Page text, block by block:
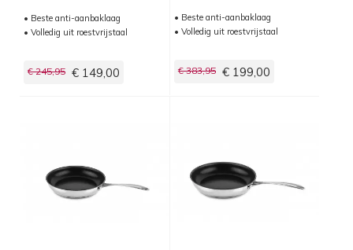
• Beste anti-aanbaklaag
• Volledig uit roestvrijstaal
€ 245,95 € 149,00
• Beste anti-aanbaklaag
• Volledig uit roestvrijstaal
€ 383,95 € 199,00